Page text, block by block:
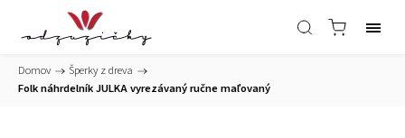
Domov / Šperky z dreva /
Folk náhrdelník JULKA vyrezávaný ručne maľovaný